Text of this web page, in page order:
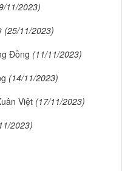
11/2023)
(25/11/2023)
Đồng (11/11/2023)
(14/11/2023)
Việt (17/11/2023)
2023)